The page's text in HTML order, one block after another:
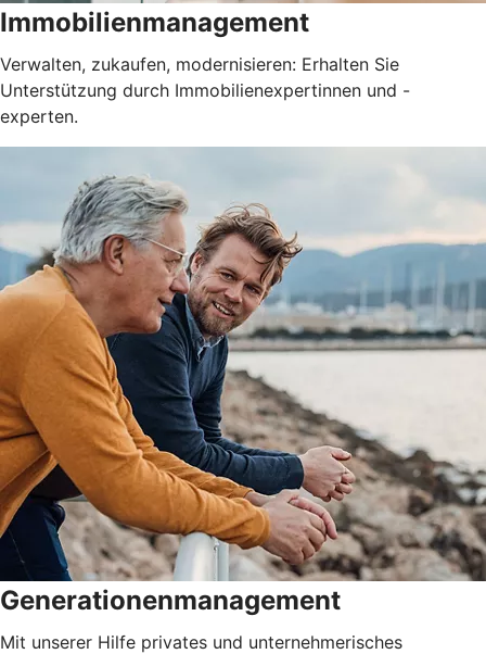
Immobilienmanagement
Verwalten, zukaufen, modernisieren: Erhalten Sie
Unterstützung durch Immobilienexpertinnen und -
experten.
Generationenmanagement
Mit unserer Hilfe privates und unternehmerisches